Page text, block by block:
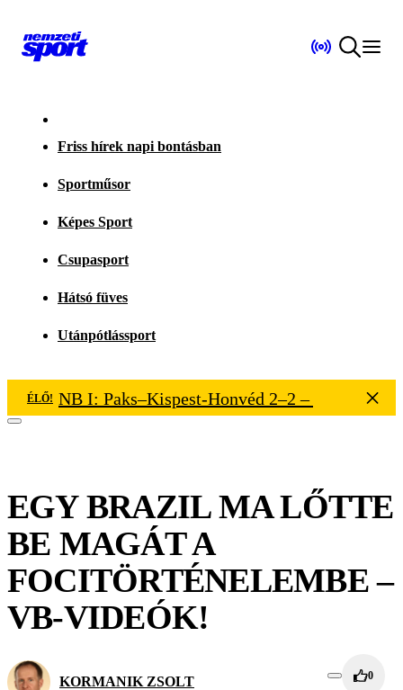
Friss hírek napi bontásban
Sportműsor
Képes Sport
Csupasport
Hátsó füves
Utánpótlássport
ÉLŐ! NB I: Paks–Kispest-Honvéd 2–2 – VÉGE
EGY BRAZIL MA LŐTTE
BE MAGÁT A
FOCITÖRTÉNELEMBE –
VB-VIDEÓK!
KORMANIK ZSOLT 0